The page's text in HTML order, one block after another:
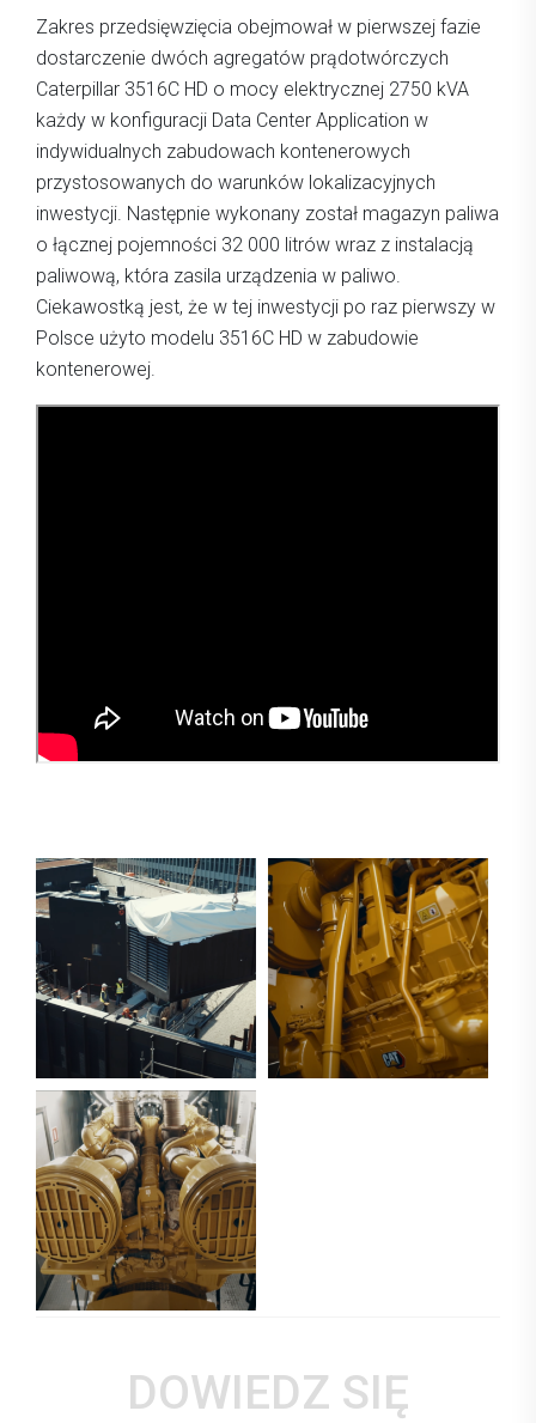
Zakres przedsięwzięcia obejmował w pierwszej fazie
dostarczenie dwóch agregatów prądotwórczych
Caterpillar 3516C HD o mocy elektrycznej 2750 kVA
każdy w konfiguracji Data Center Application w
indywidualnych zabudowach kontenerowych
przystosowanych do warunków lokalizacyjnych
inwestycji. Następnie wykonany został magazyn paliwa
o łącznej pojemności 32 000 litrów wraz z instalacją
paliwową, która zasila urządzenia w paliwo.
Ciekawostką jest, że w tej inwestycji po raz pierwszy w
Polsce użyto modelu 3516C HD w zabudowie
kontenerowej.
DOWIEDZ SIĘ